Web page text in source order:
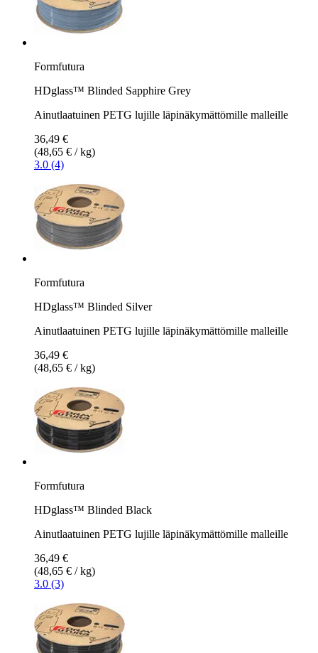
Formfutura
HDglass™ Blinded Sapphire Grey
Ainutlaatuinen PETG lujille läpinäkymättömille malleille
36,49 €
(48,65 € / kg)
3.0 (4)
Formfutura
HDglass™ Blinded Silver
Ainutlaatuinen PETG lujille läpinäkymättömille malleille
36,49 €
(48,65 € / kg)
Formfutura
HDglass™ Blinded Black
Ainutlaatuinen PETG lujille läpinäkymättömille malleille
36,49 €
(48,65 € / kg)
3.0 (3)